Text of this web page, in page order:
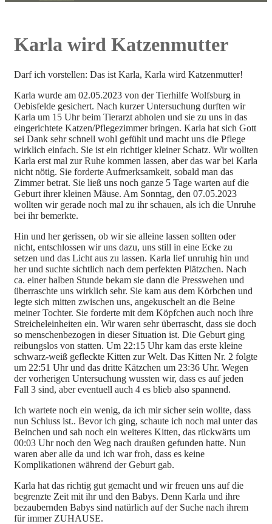
Karla wird Katzenmutter
Darf ich vorstellen: Das ist Karla, Karla wird Katzenmutter!
Karla wurde am 02.05.2023 von der Tierhilfe Wolfsburg in
Oebisfelde gesichert. Nach kurzer Untersuchung durften wir
Karla um 15 Uhr beim Tierarzt abholen und sie zu uns in das
eingerichtete Katzen/Pflegezimmer bringen. Karla hat sich Gott
sei Dank sehr schnell wohl gefühlt und macht uns die Pflege
wirklich einfach. Sie ist ein richtiger kleiner Schatz. Wir wollten
Karla erst mal zur Ruhe kommen lassen, aber das warbei Karla
nicht nötig. Sie forderte Aufmerksamkeit, sobald man das
Zimmer betrat. Sie ließ uns noch ganze 5 Tage warten auf die
Geburt ihrer kleinen Mäuse. Am Sonntag, den 07.05.2023
wollten wir gerade noch mal zu ihr schauen, als ich die Unruhe
bei ihr bemerkte.
Hin und her gerissen, ob wir sie alleine lassen sollten oder
nicht, entschlossen wir uns dazu, uns still in eine Ecke zu
setzen und das Licht aus zu lassen. Karla lief unruhig hin und
her und suchte sichtlich nach dem perfekten Plätzchen. Nach
ca. einer halben Stunde bekam sie dann die Presswehen und
überraschte uns wirklich sehr. Sie kam aus dem Körbchen und
legte sich mitten zwischen uns, angekuschelt an die Beine
meiner Tochter. Sie forderte mit dem Köpfchen auch noch ihre
Streicheleinheiten ein. Wir waren sehr überrascht, dass sie doch
so menschenbezogen in dieser Situation ist. Die Geburt ging
reibungslos von statten. Um 22:15 Uhr kam das erste kleine
schwarz-weiß gefleckte Kitten zur Welt. Das Kitten Nr. 2 folgte
um 22:51 Uhr und das dritte Kätzchen um 23:36 Uhr. Wegen
der vorherigen Untersuchung wussten wir, dass es auf jeden
Fall 3 sind, aber eventuell auch 4 es blieb also spannend.
Ich wartete noch ein wenig, da ich mir sicher sein wollte, dass
nun Schluss ist.. Bevor ich ging, schaute ich noch mal unter das
Beinchen und sah noch ein weiteres Kitten, das rückwärts um
00:03 Uhr noch den Weg nach draußen gefunden hatte. Nun
waren aber alle da und ich war froh, dass es keine
Komplikationen während der Geburt gab.
Karla hat das richtig gut gemacht und wir freuen uns auf die
begrenzte Zeit mit ihr und den Babys. Denn Karla und ihre
bezaubernden Babys sind natürlich auf der Suche nach ihrem
für immer ZUHAUSE.